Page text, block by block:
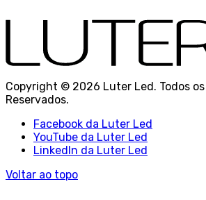
Copyright © 2026 Luter Led. Todos
Reservados.
Facebook da Luter Led
YouTube da Luter Led
LinkedIn da Luter Led
Voltar ao topo